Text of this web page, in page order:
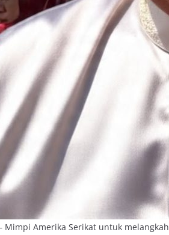
– Mimpi Amerika Serikat untuk